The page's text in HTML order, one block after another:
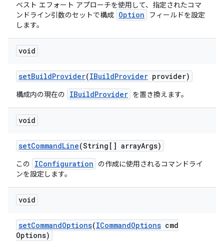
ベスト エフォート アプローチを使用して、指定されたコマ
ンドライン引数のセットで構成 Option
フィールドを設定
します。
void
setBuildProvider(IBuildProvider provider)
構成内の現在の IBuildProvider を置き換えます。
void
setCommandLine(String[] arrayArgs)
この IConfiguration
の作成に使用されるコマンドライ
ンを設定します。
void
setCommandOptions(ICommandOptions cmd
Options)